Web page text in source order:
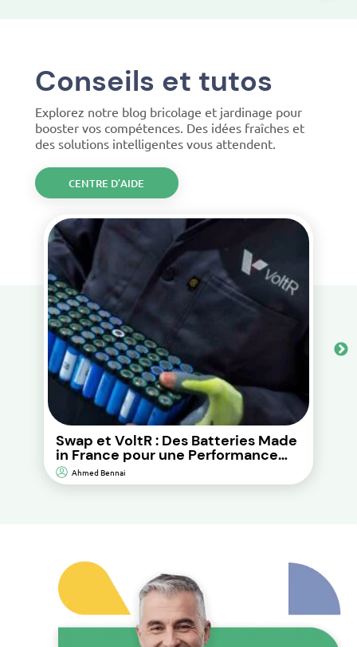
Conseils et tutos
Explorez notre blog bricolage et jardinage pour
booster vos compétences. Des idées fraîches et
des solutions intelligentes vous attendent.
CENTRE D’AIDE
Swap et VoltR : Des Batteries Made
in France pour une Performance
Durable et d’Impact
Environnemental Réduit.
Ahmed Bennai